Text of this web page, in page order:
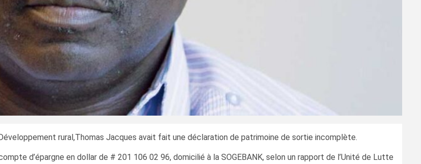
rural,Thomas Jacques avait fait une déclaration de patrimoine de sortie incomplète.
d’épargne en dollar de # 201 106 02 96, domicilié à la SOGEBANK, selon un rapport de l’Unité de Lutte